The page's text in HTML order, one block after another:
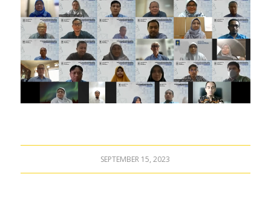
SEPTEMBER 15, 2023